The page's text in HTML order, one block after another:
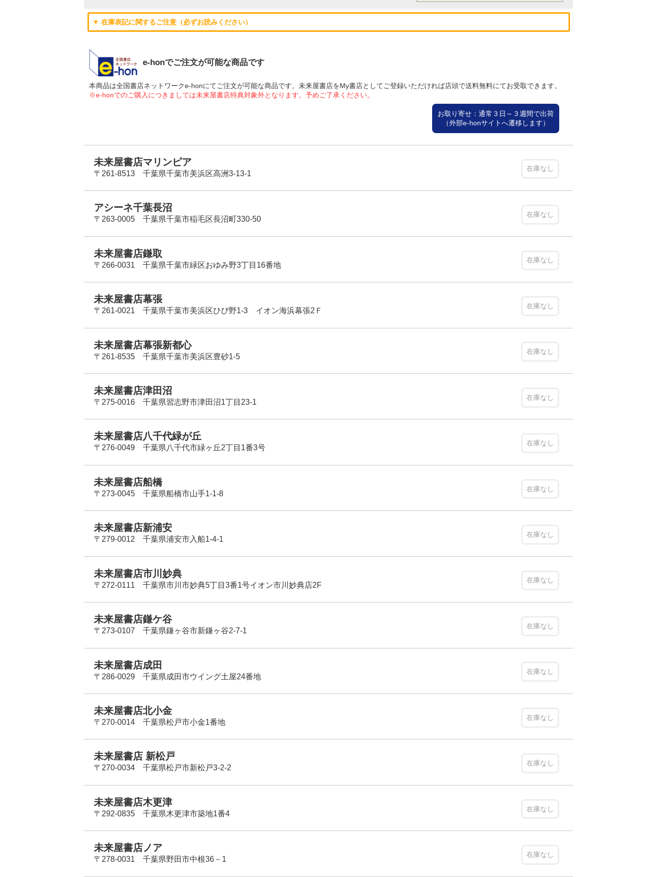
▼ 在庫表記に関するご注意（必ずお読みください）
e-honでご注文が可能な商品です
本商品は全国書店ネットワークe-honにてご注文が可能な商品です。未来屋書店をMy書店としてご登録いただければ店頭で送料無料にてお受取できます。
※e-honでのご購入につきましては未来屋書店特典対象外となります。予めご了承ください。
お取り寄せ：通常３日～３週間で出荷
（外部e-honサイトへ遷移します）
未来屋書店マリンピア
〒261-8513 千葉県千葉市美浜区高洲3-13-1
在庫なし
アシーネ千葉長沼
〒263-0005 千葉県千葉市稲毛区長沼町330-50
在庫なし
未来屋書店鎌取
〒266-0031 千葉県千葉市緑区おゆみ野3丁目16番地
在庫なし
未来屋書店幕張
〒261-0021 千葉県千葉市美浜区ひび野1-3 イオン海浜幕張2Ｆ
在庫なし
未来屋書店幕張新都心
〒261-8535 千葉県千葉市美浜区豊砂1-5
在庫なし
未来屋書店津田沼
〒275-0016 千葉県習志野市津田沼1丁目23-1
在庫なし
未来屋書店八千代緑が丘
〒276-0049 千葉県八千代市緑ヶ丘2丁目1番3号
在庫なし
未来屋書店船橋
〒273-0045 千葉県船橋市山手1-1-8
在庫なし
未来屋書店新浦安
〒279-0012 千葉県浦安市入船1-4-1
在庫なし
未来屋書店市川妙典
〒272-0111 千葉県市川市妙典5丁目3番1号イオン市川妙典店2F
在庫なし
未来屋書店鎌ケ谷
〒273-0107 千葉県鎌ヶ谷市新鎌ヶ谷2-7-1
在庫なし
未来屋書店成田
〒286-0029 千葉県成田市ウイング土屋24番地
在庫なし
未来屋書店北小金
〒270-0014 千葉県松戸市小金1番地
在庫なし
未来屋書店 新松戸
〒270-0034 千葉県松戸市新松戸3-2-2
在庫なし
未来屋書店木更津
〒292-0835 千葉県木更津市築地1番4
在庫なし
未来屋書店ノア
〒278-0031 千葉県野田市中根36－1
在庫なし